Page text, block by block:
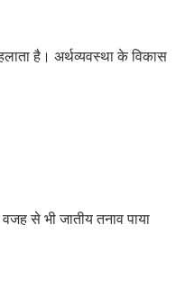
है। अर्थव्यवस्था के विकास
से भी जातीय तनाव पाया